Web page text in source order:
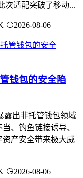
次适配突破了移动...
2026-08-06
钱包的安全陷
露出非托管钱包领域
、钓鱼链接诱导、
产安全带来极大威
2026-08-06